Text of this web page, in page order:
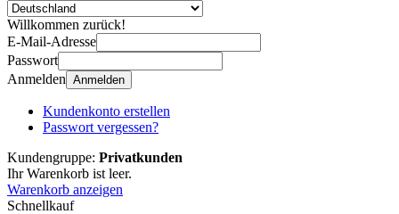
Willkommen zurück!
E-Mail-Adresse
Passwort
Anmelden Anmelden
Kundenkonto erstellen
Passwort vergessen?
Kundengruppe: Privatkunden
Ihr Warenkorb ist leer.
Warenkorb anzeigen
Schnellkauf